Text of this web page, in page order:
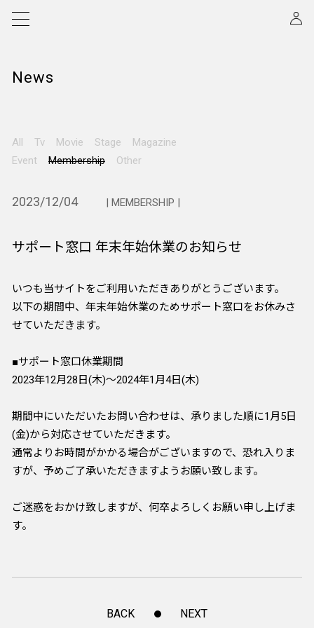
News
All Tv Movie Stage
Magazine
Event
Membership Other
2023/12/04 | MEMBERSHIP |
サポート窓口 年末年始休業のお知らせ
いつも当サイトをご利用いただきありがとうございます。
以下の期間中、年末年始休業のためサポート窓口をお休みさ
せていただきます。
■サポート窓口休業期間
2023年12月28日(木)～2024年1月4日(木)
期間中にいただいたお問い合わせは、承りました順に1月5日
(金)から対応させていただきます。
通常よりお時間がかかる場合がございますので、恐れ入りま
すが、予めご了承いただきますようお願い致します。
ご迷惑をおかけ致しますが、何卒よろしくお願い申し上げま
す。
BACK NEXT